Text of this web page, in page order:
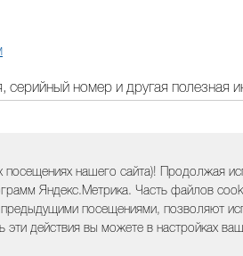
нашего сайта)! Продолжая
Яндекс.Метрика. Часть файлов
посещениями, позволяют
эти действия вы можете в настройках
серийный номер и другая полезная